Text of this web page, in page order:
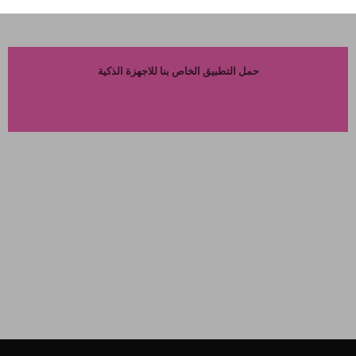
حمل التطبيق الخاص بنا للاجهزة الذكية